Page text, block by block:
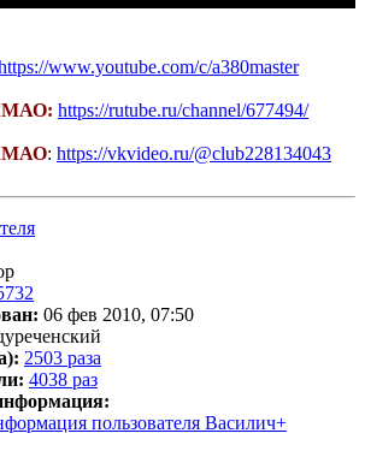
www.youtube.com/c/a380master
https://rutube.ru/channel/677494/
: https://vkvideo.ru/@club228134043
06 фев 2010, 07:50
2503 раза
4038 раз
пользователя Василич+